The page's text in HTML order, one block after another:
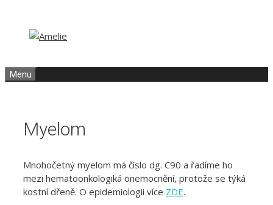
obsah
obsah
Menu
Myelom
Mnohočetný myelom má číslo dg. C90 a řadíme ho
mezi hematoonkologiká onemocnění, protože se týká
kostní dřeně. O epidemiologii více ZDE.